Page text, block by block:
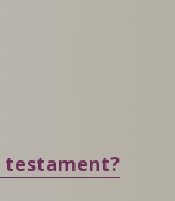
testament?